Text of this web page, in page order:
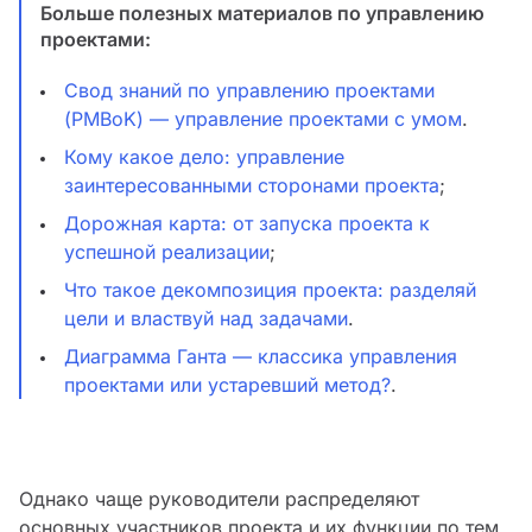
Больше полезных материалов по управлению
проектами:
Свод знаний по управлению проектами
(PMBoK) — управление проектами с умом.
Кому какое дело: управление
заинтересованными сторонами проекта;
Дорожная карта: от запуска проекта к
успешной реализации;
Что такое декомпозиция проекта: разделяй
цели и властвуй над задачами.
Диаграмма Ганта — классика управления
проектами или устаревший метод?.
Однако чаще руководители распределяют